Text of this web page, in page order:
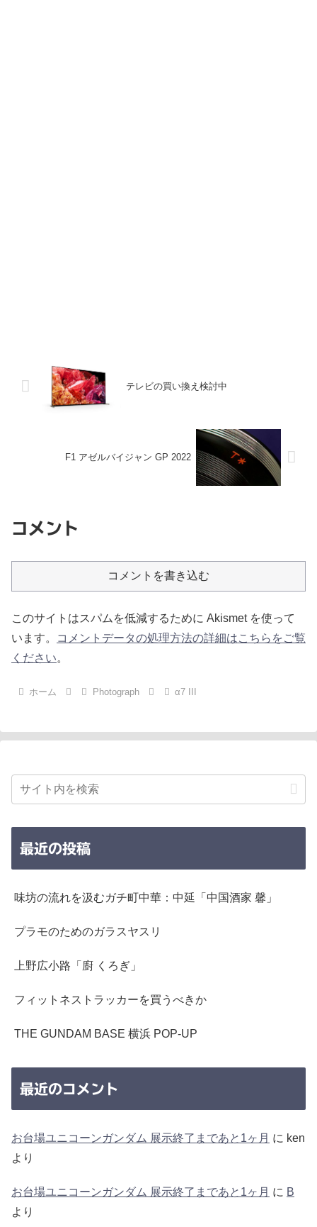
テレビの買い換え検討中
F1 アゼルバイジャン GP 2022
コメント
コメントを書き込む
このサイトはスパムを低減するために Akismet を使って
います。
コメントデータの処理方法の詳細はこちらをご覧
ください。
ホーム Photograph α7 III
最近の投稿
味坊の流れを汲むガチ町中華：中延「中国酒家 馨」
プラモのためのガラスヤスリ
上野広小路「廚 くろぎ」
フィットネストラッカーを買うべきか
THE GUNDAM BASE 横浜 POP-UP
最近のコメント
お台場ユニコーンガンダム 展示終了まであと1ヶ月 に ken
より
お台場ユニコーンガンダム 展示終了まであと1ヶ月 に B
より